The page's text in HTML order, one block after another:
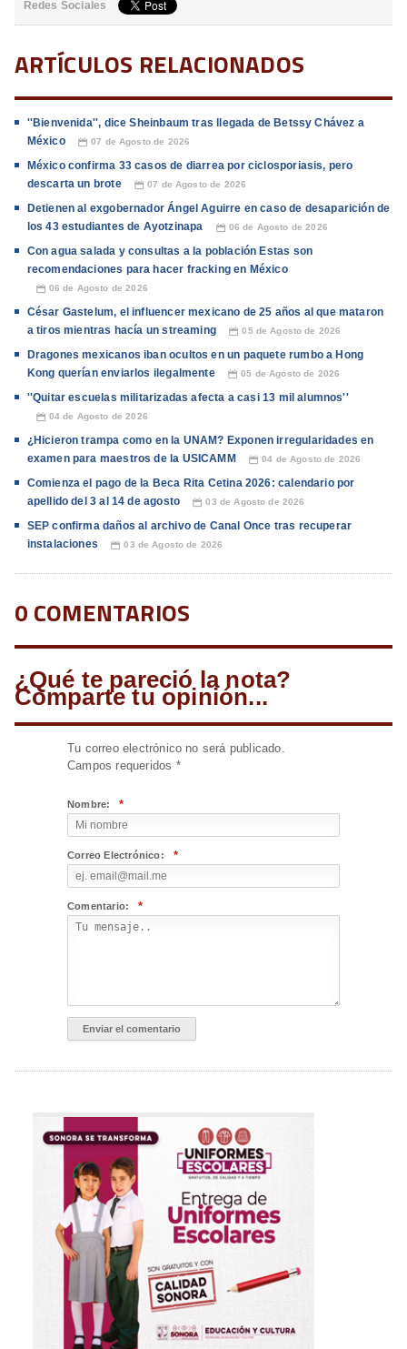
Redes Sociales
ARTÍCULOS RELACIONADOS
''Bienvenida'', dice Sheinbaum tras llegada de Betssy Chávez a
México
📅 07 de Agosto de 2026
México confirma 33 casos de diarrea por ciclosporiasis, pero
descarta un brote
📅 07 de Agosto de 2026
Detienen al exgobernador Ángel Aguirre en caso de desaparición de
los 43 estudiantes de Ayotzinapa
📅 06 de Agosto de 2026
Con agua salada y consultas a la población Estas son
recomendaciones para hacer fracking en México
📅 06 de Agosto de 2026
César Gastelum, el influencer mexicano de 25 años al que mataron
a tiros mientras hacía un streaming
📅 05 de Agosto de 2026
Dragones mexicanos iban ocultos en un paquete rumbo a Hong
Kong querían enviarlos ilegalmente
📅 05 de Agosto de 2026
''Quitar escuelas militarizadas afecta a casi 13 mil alumnos''
📅 04 de Agosto de 2026
¿Hicieron trampa como en la UNAM? Exponen irregularidades en
examen para maestros de la USICAMM
📅 04 de Agosto de 2026
Comienza el pago de la Beca Rita Cetina 2026: calendario por
apellido del 3 al 14 de agosto
📅 03 de Agosto de 2026
SEP confirma daños al archivo de Canal Once tras recuperar
instalaciones
📅 03 de Agosto de 2026
0 COMENTARIOS
¿Qué te pareció la nota?
Comparte tu opinión...
Tu correo electrónico no será publicado.
Campos requeridos *
Nombre: *
Correo Electrónico: *
Comentario: *